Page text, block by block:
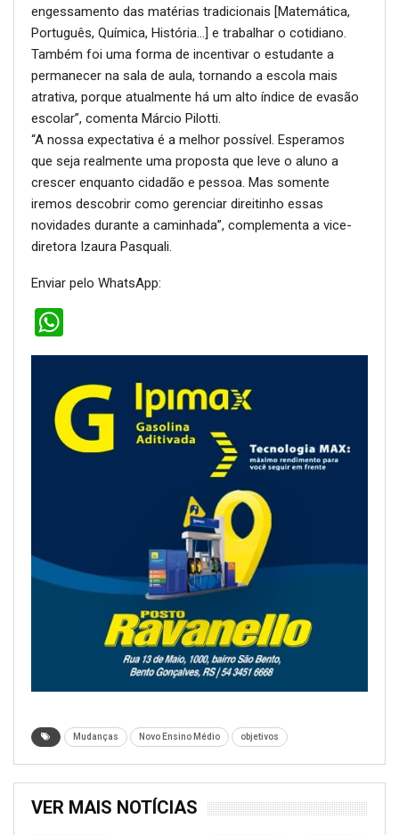
engessamento das matérias tradicionais [Matemática,
Português, Química, História…] e trabalhar o cotidiano.
Também foi uma forma de incentivar o estudante a
permanecer na sala de aula, tornando a escola mais
atrativa, porque atualmente há um alto índice de evasão
escolar”, comenta Márcio Pilotti.
“A nossa expectativa é a melhor possível. Esperamos
que seja realmente uma proposta que leve o aluno a
crescer enquanto cidadão e pessoa. Mas somente
iremos descobrir como gerenciar direitinho essas
novidades durante a caminhada”, complementa a vice-
diretora Izaura Pasquali.
Enviar pelo WhatsApp:
Mudanças Novo Ensino Médio objetivos
VER MAIS NOTÍCIAS